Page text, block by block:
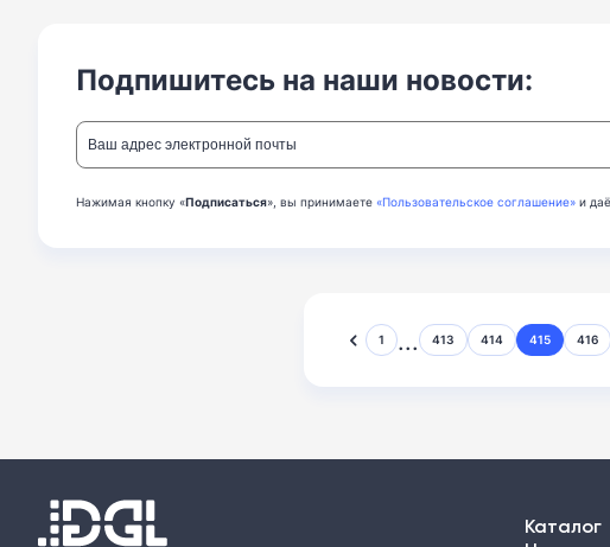
Подпишитесь на наши новости:
Нажимая кнопку «Подписаться», вы принимаете «Пользовательское соглашение» и
1 ... 413 414 415 416
Каталог